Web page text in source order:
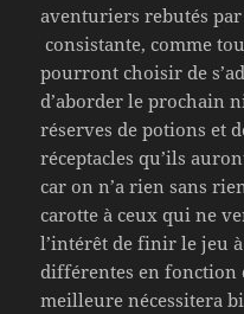
aventuriers rebutés
consistante, comme
pourront choisir de
d’aborder le prochain
réserves de potions et
réceptacles qu’ils
car on n’a rien sans
carotte à ceux qui ne
l’intérêt de finir le jeu
différentes en fonction
meilleure nécessitera